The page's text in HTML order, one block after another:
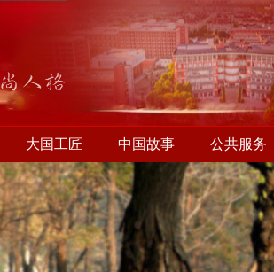
大国工匠 中国故事 公共服务